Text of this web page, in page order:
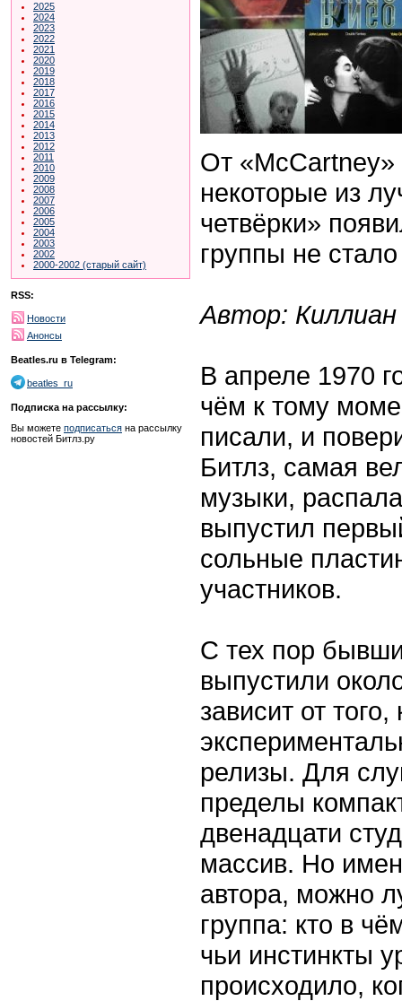
2025
2024
2023
2022
2021
2020
2019
2018
2017
2016
2015
2014
2013
2012
2011
2010
2009
2008
2007
2006
2005
2004
2003
2002
2000-2002 (старый сайт)
RSS:
Новости
Анонсы
Beatles.ru в Telegram:
beatles_ru
Подписка на рассылку:
Вы можете подписаться на рассылку
новостей Битлз.ру
От
некоторые из
четвёрки»
группы не стало
Автор:
В апреле 1970
чём к тому
писали, и
Битлз, самая
музыки,
выпустил
сольные
участников.
С тех пор
выпустили
зависит от
релизы. Для
пределы
двенадцати
массив. Но
автора, можно
группа: кто в
чьи инстинкты
происходило,